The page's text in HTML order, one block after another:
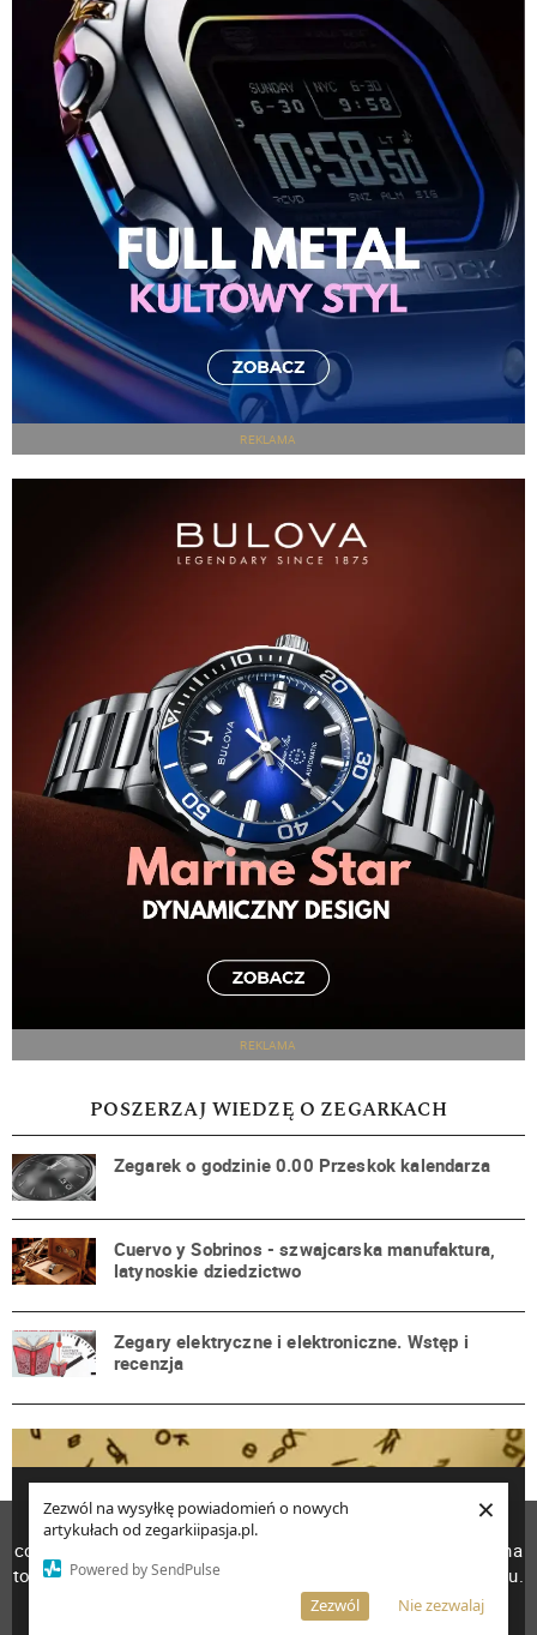
Zezwól na wysyłkę powiadomień o nowych
artykułach od zegarkiipasja.pl.
Powered by SendPulse
Nie zezwalaj
Zezwól
×
REKLAMA
REKLAMA
POSZERZAJ WIEDZĘ O ZEGARKACH
Zegarek o godzinie 0.00 Przeskok kalendarza
Cuervo y Sobrinos - szwajcarska manufaktura,
latynoskie dziedzictwo
Zegary elektryczne i elektroniczne. Wstęp i
recenzja
PRZEJDŹ
W celu poprawienia jakości usług korzystamy z plików
cookies. Pozostanie na stronie oznacza, iż wyrażasz zgodę na
to, że pliki cookies będą przechowywane w Twoim urządzeniu.
Więcej informacji